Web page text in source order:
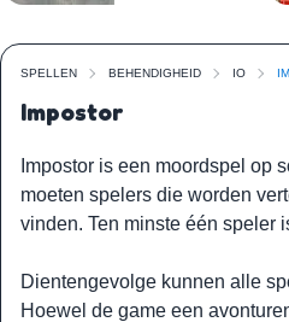
SPELLEN BEHENDIGHEID IO
Impostor
Impostor is een moordspel op
moeten spelers die worden
vinden. Ten minste één speler
Dientengevolge kunnen alle
Hoewel de game een